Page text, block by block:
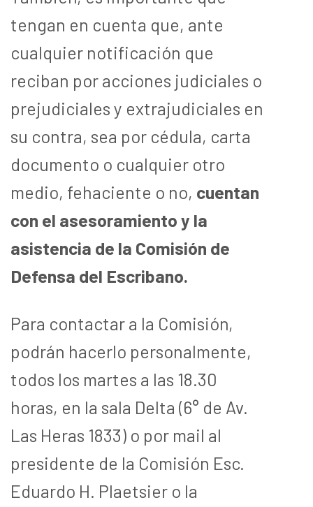
tengan en cuenta que, ante
cualquier notificación que
reciban por acciones judiciales o
prejudiciales y extrajudiciales en
su contra, sea por cédula, carta
documento o cualquier otro
medio, fehaciente o no, cuentan
con el asesoramiento y la
asistencia de la Comisión de
Defensa del Escribano.
Para contactar a la Comisión,
podrán hacerlo personalmente,
todos los martes a las 18.30
horas, en la sala Delta (6° de Av.
Las Heras 1833) o por mail al
presidente de la Comisión Esc.
Eduardo H. Plaetsier o la